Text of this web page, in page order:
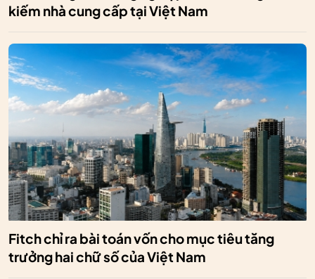
kiếm nhà cung cấp tại Việt Nam
Fitch chỉ ra bài toán vốn cho mục tiêu tăng
trưởng hai chữ số của Việt Nam